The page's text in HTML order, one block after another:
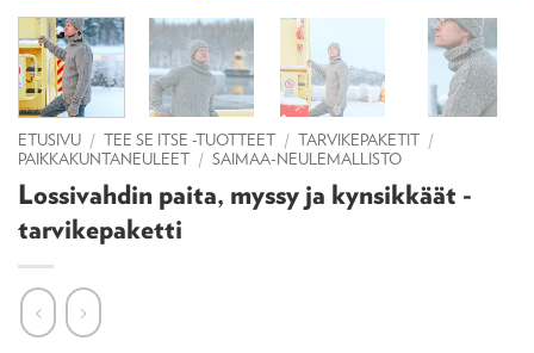
ETUSIVU / TEE SE ITSE -TUOTTEET / TARVIKEPAKETIT /
PAIKKAKUNTANEULEET / SAIMAA-NEULEMALLISTO
Lossivahdin paita, myssy ja kynsikkäät -
tarvikepaketti